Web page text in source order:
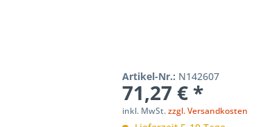
Artikel-Nr.: N142607
71,27 € *
inkl. MwSt.zzgl. Versandkosten